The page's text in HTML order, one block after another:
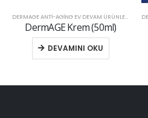
DERMAGE ANTI-AGING EV DEVAM ÜRÜNLERI EV
DermAGE Krem (50ml)
DEVAMINI OKU